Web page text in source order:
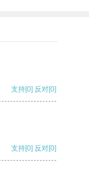
支持[0] 反对[0]
支持[0] 反对[0]